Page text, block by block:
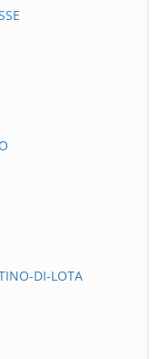
DI-LOTA